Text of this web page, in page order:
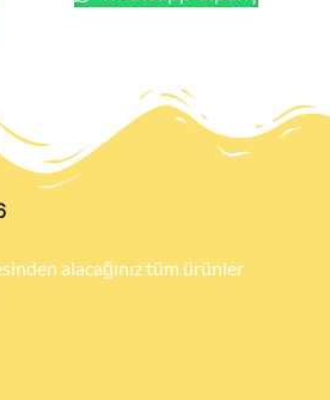
alacağınız tüm ürünler